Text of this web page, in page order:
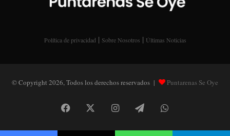
Política de privacidad | Sobre Nosotros | Últimas Noticias
© Copyright 2026, Todos los derechos reservados | Puntarenas Se Oye
Facebook InstagramTelegramWhatsApp